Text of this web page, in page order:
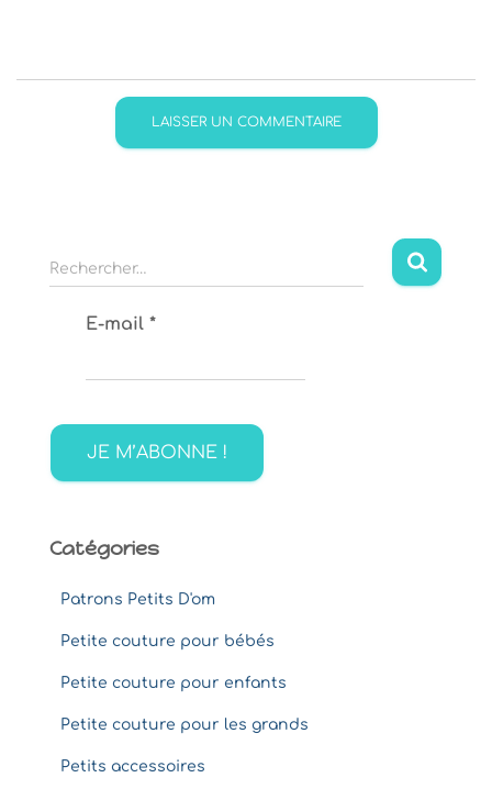
R
e
h
r
Rechercher…
E-mail *
Catégories
Patrons Petits D'om
Petite couture pour bébés
Petite couture pour enfants
Petite couture pour les grands
Petits accessoires